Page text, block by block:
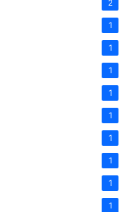
2
1
1
1
1
1
1
1
1
1